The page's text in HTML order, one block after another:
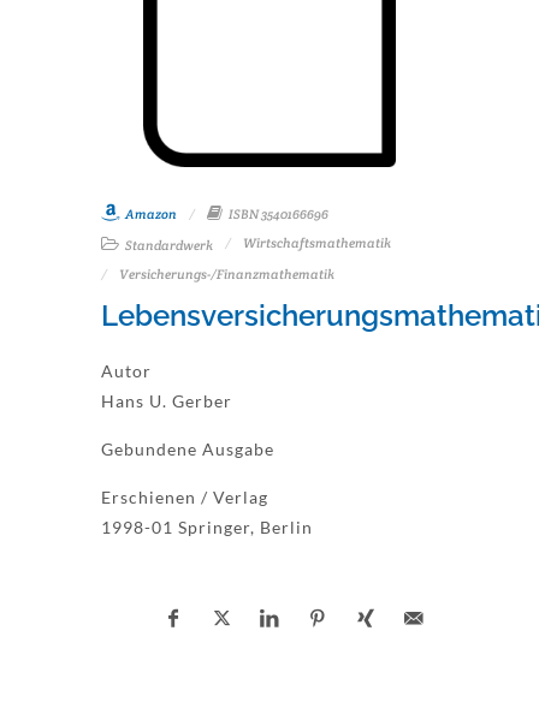
Amazon
ISBN 3540166696
Standardwerk
Wirtschaftsmathematik
Versicherungs-/Finanzmathematik
Autor
Hans U. Gerber
Gebundene Ausgabe
Erschienen / Verlag
1998-01 Springer, Berlin